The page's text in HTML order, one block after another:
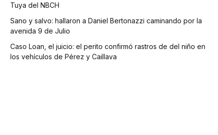
Tuya del NBCH
Sano y salvo: hallaron a Daniel Bertonazzi caminando por la
avenida 9 de Julio
Caso Loan, el juicio: el perito confirmó rastros de del niño en
los vehículos de Pérez y Caillava